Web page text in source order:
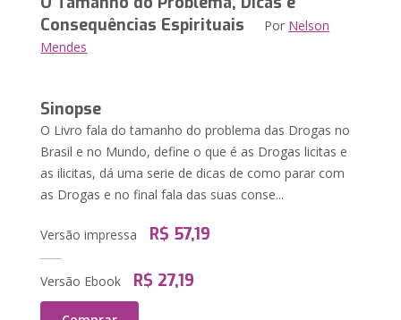
Consequências Espirituais Por Nelson
Mendes
Sinopse
O Livro fala do tamanho do problema das Drogas no
Brasil e no Mundo, define o que é as Drogas licitas e
as ilicitas, dá uma serie de dicas de como parar com
as Drogas e no final fala das suas conse...
Versão impressa R$ 57,19
Versão Ebook R$ 27,19